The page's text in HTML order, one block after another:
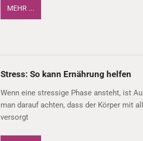
MEHR ...
Stress: So kann Ernährung helfen
Wenn eine stressige Phase ansteht, ist
man darauf achten, dass der Körper mit
versorgt